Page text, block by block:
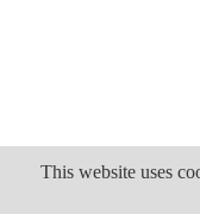
This website uses